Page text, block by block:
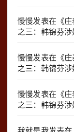
慢慢发表在《庄
之三：韩锦芬涉
慢慢发表在《庄
之三：韩锦芬涉
慢慢发表在《庄
之三：韩锦芬涉